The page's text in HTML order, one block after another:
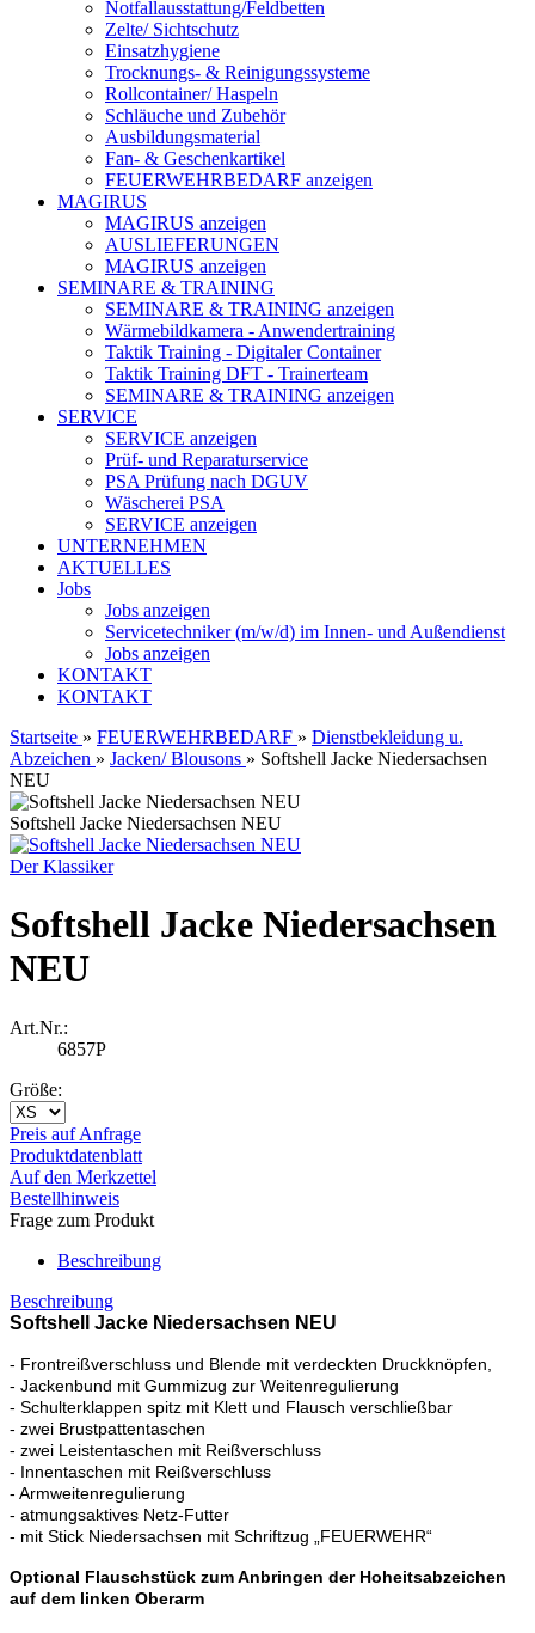
Notfallausstattung/Feldbetten
Zelte/ Sichtschutz
Einsatzhygiene
Trocknungs- & Reinigungssysteme
Rollcontainer/ Haspeln
Schläuche und Zubehör
Ausbildungsmaterial
Fan- & Geschenkartikel
FEUERWEHRBEDARF anzeigen
MAGIRUS
MAGIRUS anzeigen
AUSLIEFERUNGEN
MAGIRUS anzeigen
SEMINARE & TRAINING
SEMINARE & TRAINING anzeigen
Wärmebildkamera - Anwendertraining
Taktik Training - Digitaler Container
Taktik Training DFT - Trainerteam
SEMINARE & TRAINING anzeigen
SERVICE
SERVICE anzeigen
Prüf- und Reparaturservice
PSA Prüfung nach DGUV
Wäscherei PSA
SERVICE anzeigen
UNTERNEHMEN
AKTUELLES
Jobs
Jobs anzeigen
Servicetechniker (m/w/d) im Innen- und Außendienst
Jobs anzeigen
KONTAKT
KONTAKT
Startseite » FEUERWEHRBEDARF » Dienstbekleidung u.
Abzeichen » Jacken/ Blousons » Softshell Jacke Niedersachsen
NEU
Softshell Jacke Niedersachsen NEU
Der Klassiker
Softshell Jacke Niedersachsen
NEU
Art.Nr.:
6857P
Größe:
Preis auf Anfrage
Produktdatenblatt
Auf den Merkzettel
Bestellhinweis
Frage zum Produkt
Beschreibung
Beschreibung
Softshell Jacke Niedersachsen NEU
- Frontreißverschluss und Blende mit verdeckten Druckknöpfen,
- Jackenbund mit Gummizug zur Weitenregulierung
- Schulterklappen spitz mit Klett und Flausch verschließbar
- zwei Brustpattentaschen
- zwei Leistentaschen mit Reißverschluss
- Innentaschen mit Reißverschluss
- Armweitenregulierung
- atmungsaktives Netz-Futter
- mit Stick Niedersachsen mit Schriftzug „FEUERWEHR“
Optional Flauschstück zum Anbringen der Hoheitsabzeichen
auf dem linken Oberarm